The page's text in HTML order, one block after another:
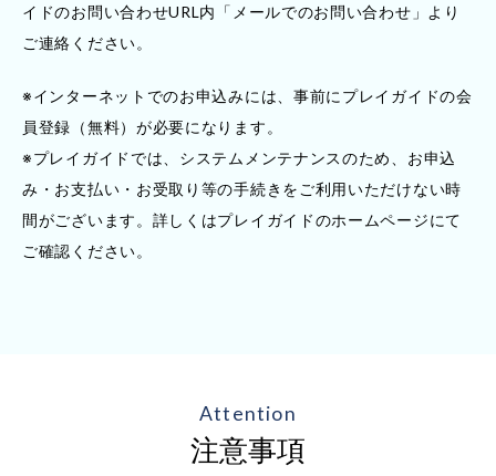
イドのお問い合わせURL内「メールでのお問い合わせ」より
ご連絡ください。
※インターネットでのお申込みには、事前にプレイガイドの会
員登録（無料）が必要になります。
※プレイガイドでは、システムメンテナンスのため、お申込
み・お支払い・お受取り等の手続きをご利用いただけない時
間がございます。詳しくはプレイガイドのホームページにて
ご確認ください。
Attention
注意事項